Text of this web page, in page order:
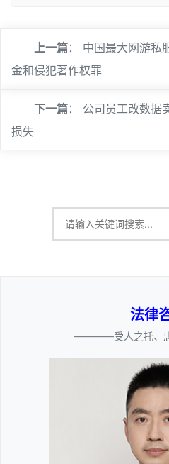
上一篇： 中国最大网游私
金和侵犯著作权罪
下一篇： 公司员工改数据
损失
法律
————受人之托、